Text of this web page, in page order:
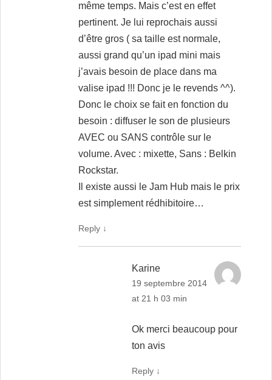
même temps. Mais c’est en effet
pertinent. Je lui reprochais aussi
d’être gros ( sa taille est normale,
aussi grand qu’un ipad mini mais
j’avais besoin de place dans ma
valise ipad !!! Donc je le revends ^^).
Donc le choix se fait en fonction du
besoin : diffuser le son de plusieurs
AVEC ou SANS contrôle sur le
volume. Avec : mixette, Sans : Belkin
Rockstar.
Il existe aussi le Jam Hub mais le prix
est simplement rédhibitoire…
Reply ↓
Karine
19 septembre 2014
at 21 h 03 min
Ok merci beaucoup pour
ton avis
Reply ↓